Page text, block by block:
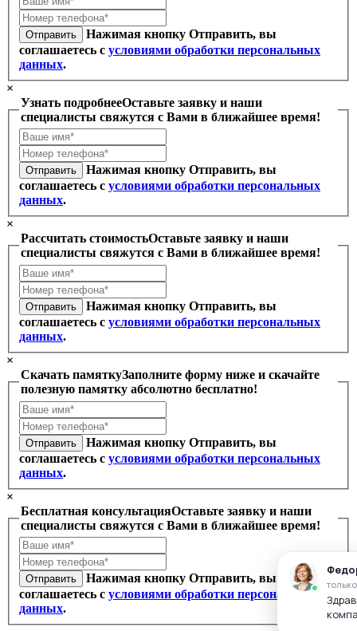
Отправить
Нажимая кнопку Отправить, вы
соглашаетесь с условиями обработки персональных
данных.
×
Узнать подробнееОставьте заявку и наши
специалисты свяжутся с Вами в ближайшее время!
Отправить
Нажимая кнопку Отправить, вы
соглашаетесь с условиями обработки персональных
данных.
×
Рассчитать стоимостьОставьте заявку и наши
специалисты свяжутся с Вами в ближайшее время!
Отправить
Нажимая кнопку Отправить, вы
соглашаетесь с условиями обработки персональных
данных.
×
Скачать памяткуЗаполните форму ниже и скачайте
полезную памятку абсолютно бесплатно!
Отправить
Нажимая кнопку Отправить, вы
соглашаетесь с условиями обработки персональных
данных.
×
Бесплатная консультацияОставьте заявку и наши
специалисты свяжутся с Вами в ближайшее время!
Отправить
Нажимая кнопку Отправить, вы
соглашаетесь с условиями обработки персональных
данных.